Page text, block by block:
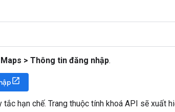
> Thông tin đăng nhập.
hạn chế. Trang thuộc tính khoá API sẽ xuất